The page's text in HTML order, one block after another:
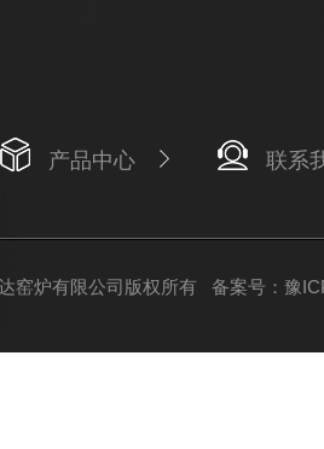
产品中心 联系
窑炉有限公司版权所有 备案号：豫